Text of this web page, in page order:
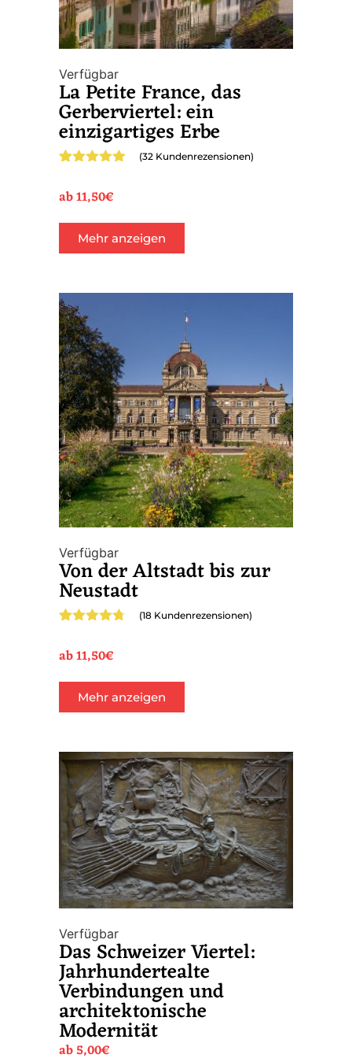
Verfügbar
La Petite France, das
Gerberviertel: ein
einzigartiges Erbe
basierend
Kundenbewertungen
(32 Kundenrezensionen)
ab11,50€
Mehr anzeigen
Verfügbar
Von der Altstadt bis zur
Neustadt
von 5,
auf
Kundenbewertungen
(18 Kundenrezensionen)
ab11,50€
Mehr anzeigen
Verfügbar
Das Schweizer Viertel:
Jahrhundertealte
Verbindungen und
architektonische
Modernität
ab5,00€